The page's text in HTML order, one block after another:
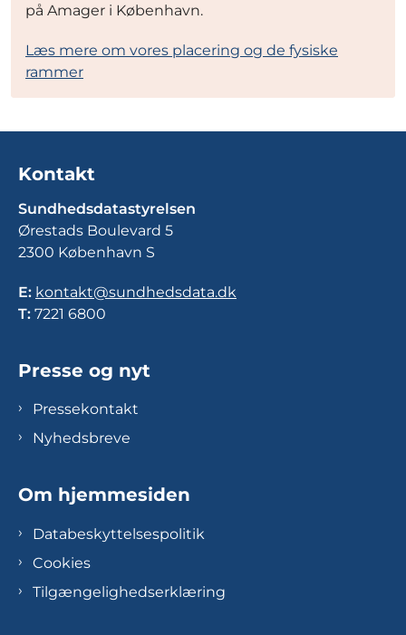
på Amager i København.
Læs mere om vores placering og de fysiske
rammer
Kontakt
Sundhedsdatastyrelsen
Ørestads Boulevard 5
2300 København S
E: kontakt@sundhedsdata.dk
T: 7221 6800
Presse og nyt
Pressekontakt
Nyhedsbreve
Om hjemmesiden
Databeskyttelsespolitik
Cookies
Tilgængelighedserklæring